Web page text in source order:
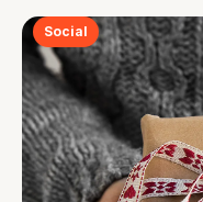
Social